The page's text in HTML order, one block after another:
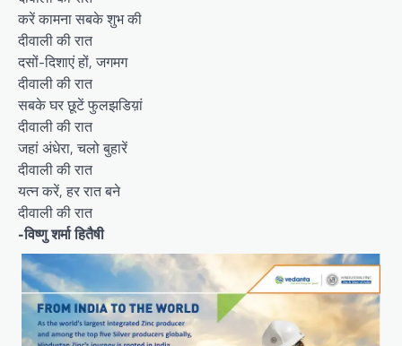
करें कामना सबके शुभ की
दीवाली की रात
दसों-दिशाएं हों, जगमग
दीवाली की रात
सबके घर छूटें फुलझडिय़ां
दीवाली की रात
जहां अंधेरा, चलो बुहारें
दीवाली की रात
यत्न करें, हर रात बने
दीवाली की रात
-विष्णु शर्मा हितैषी